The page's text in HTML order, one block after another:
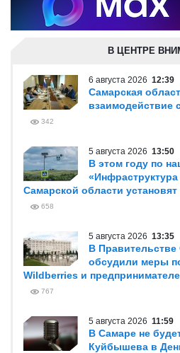
В ЦЕНТРЕ
6 августа 2026 12:39
Самарская
взаимодействие
342
5 августа 2026 13:50
В этом году по
Самарской области
658
5 августа 2026 13:35
В
обсудили меры
Wildberries и
767
5 августа 2026 11:59
В Самаре не
Куйбышева в